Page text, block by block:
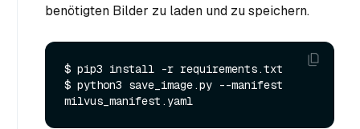
benötigten Bilder zu laden und zu speichern.
$ pip3 install -r requirements.txt
$ python3 save_image.py --manifest